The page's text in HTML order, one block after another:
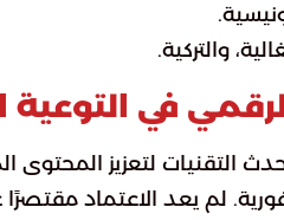
والتركية.
في التوعية
التقنيات لتعزيز
لم يعد الاعتماد مقتصرًا